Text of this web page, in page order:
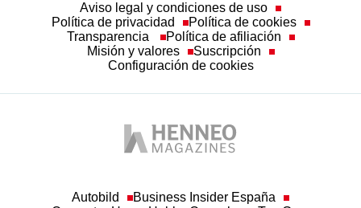
Aviso legal y condiciones de uso
Política de privacidad
Política de cookies
Transparencia
Política de afiliación
Misión y valores
Suscripción
Configuración de cookies
Autobild
Business Insider España